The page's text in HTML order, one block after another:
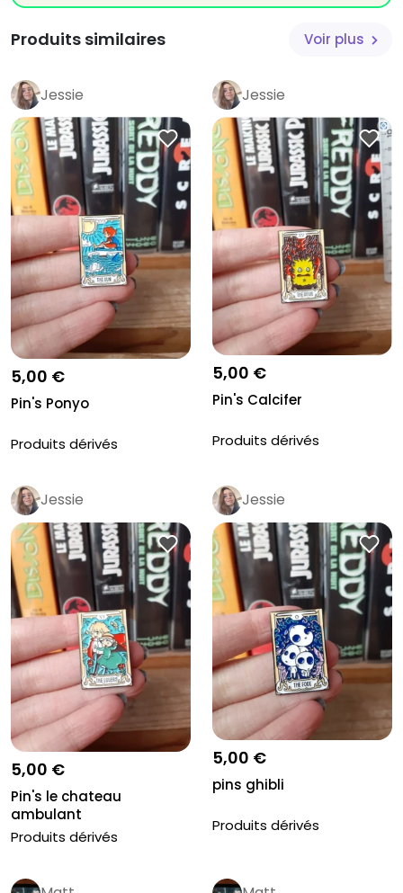
Produits similaires Voir plus
Jessie
5,00 €
Pin's Ponyo
Produits dérivés
Jessie
5,00 €
Pin's Calcifer
Produits dérivés
Jessie
5,00 €
Pin's le chateau
ambulant
Produits dérivés
Jessie
5,00 €
pins ghibli
Produits dérivés